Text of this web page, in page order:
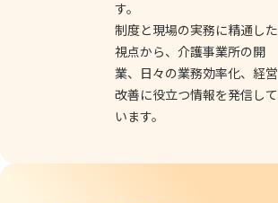
す。
制度と現場の実務に精通した
視点から、介護事業所の開
業、日々の業務効率化、経営
改善に役立つ情報を発信して
います。